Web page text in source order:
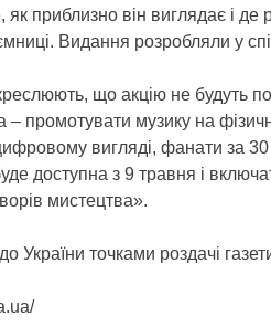
як приблизно він виглядає і де
Видання розробляли у
що акцію не будуть
– промотувати музику на
вигляді, фанати за
доступна з 9 травня і
мистецтва».
України точками роздачі